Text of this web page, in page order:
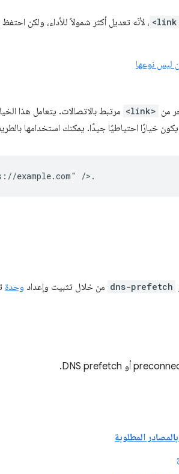
، لأنّه تعديل أكثر شمولاً للأداء، ولكن احتفظ
ليس نوعها
من <link> مرتبط بالاتصالات. يتعامل هذا
خيارًا احتياطيًا جيدًا. يمكنك استخدامها
dns-prefetch من خلال تثبيت وإعداد وحدة
المطلوبة